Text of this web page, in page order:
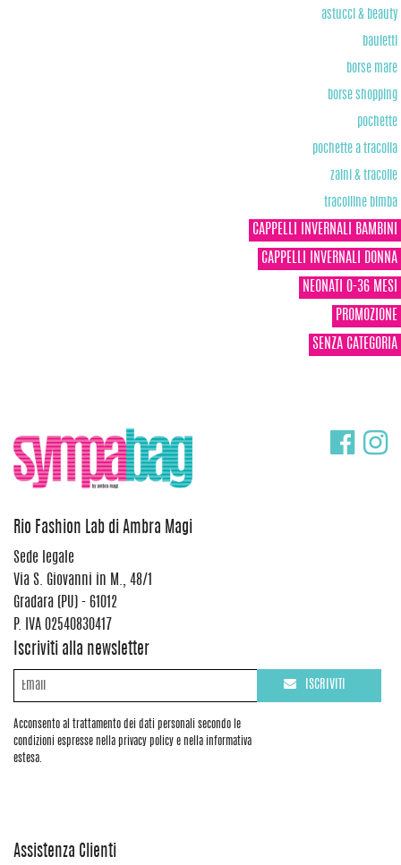
astucci & beauty
bauletti
borse mare
borse shopping
pochette
pochette a tracolla
zaini & tracolle
tracolline bimba
CAPPELLI INVERNALI BAMBINI
CAPPELLI INVERNALI DONNA
NEONATI 0-36 MESI
PROMOZIONE
SENZA CATEGORIA
Rio Fashion Lab di Ambra Magi
Sede legale
Via S. Giovanni in M., 48/1
Gradara (PU) - 61012
P. IVA 02540830417
Iscriviti alla newsletter
Acconsento al trattamento dei dati personali secondo le
condizioni espresse nella privacy policy e nella informativa
estesa.
ISCRIVITI
Assistenza Clienti